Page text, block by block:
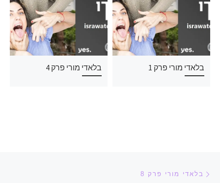
בלאדי מורי פרק 4 בלאדי מורי פרק 1
ניווט בפוסטים
בלאדי מורי פרק 8